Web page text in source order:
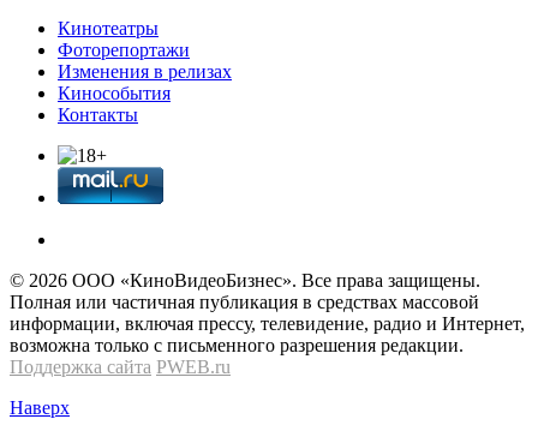
Кинотеатры
Фоторепортажи
Изменения в релизах
Кинособытия
Контакты
© 2026 OOО «КиноВидеоБизнес». Все права защищены.
Полная или частичная публикация в средствах массовой
информации, включая прессу, телевидение, радио и Интернет,
возможна только с письменного разрешения редакции.
Поддержка сайта PWEB.ru
Наверх